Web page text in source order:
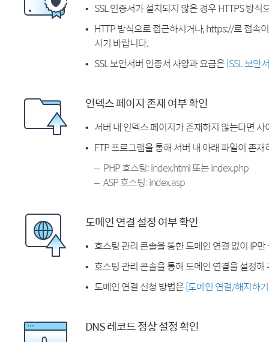
SSL 인증서가 설치되지 않은 경우 HTTPS 방식
HTTP 방식으로 접근하시거나, https://로 접속
시기 바랍니다.
SSL 보안서버 인증서 사양과 요금은[SSL 보안
인덱스 페이지 존재 여부 확인
서버 내 인덱스 페이지가 존재하지 않는다면
FTP 프로그램을 통해 서버 내 아래 파일이 존
PHP 호스팅: index.html 또는 index.php
ASP 호스팅: index.asp
도메인 연결 설정 여부 확인
호스팅 관리 콘솔을 통한 도메인 연결 없이 IP
호스팅 관리 콘솔을 통해 도메인 연결을 설정해
도메인 연결 신청 방법은[도메인 연결/해지하
DNS 레코드 정상 설정 확인